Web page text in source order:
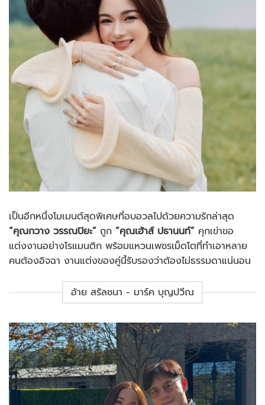
เป็นอีกหนึ่งโมเมนต์สุดพิเศษที่อบอวลไปด้วยความรักล่าสุด
“คุณกวาง วรรณปิยะ” ถูก “คุณเฮ้าส์ ปธานนท์” คุกเข่าขอ
แต่งงานอย่างโรแมนติก พร้อมแหวนเพชรเม็ดโตที่ทำเอาหลาย
คนต้องอิจฉา งานแต่งของคู่นี้รับรองว่าต้องไม่ธรรมดาแน่นอน
อ้าย สรัลชนา - มาร์ค บุญปวีณ